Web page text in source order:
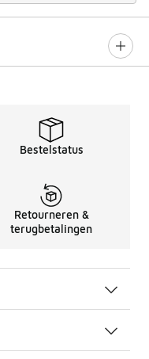
Bestelstatus
Retourneren &
terugbetalingen